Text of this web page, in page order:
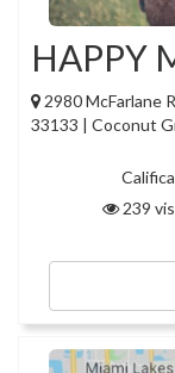
HAPPY
2980 McFarlane
33133 | Coconut
239